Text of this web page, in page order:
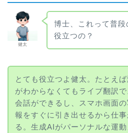
健太
博士、これって普段
役立つの？
とても役立つよ健太。たとえ
がわからなくてもライブ翻訳
会話ができるし、スマホ画面
報をすぐに引き出せるから仕
る。生成AIがパーソナルな運